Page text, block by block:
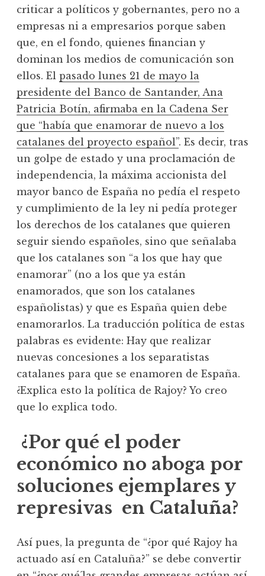
criticar a políticos y gobernantes, pero no a
empresas ni a empresarios porque saben
que, en el fondo, quienes financian y
dominan los medios de comunicación son
ellos. El pasado lunes 21 de mayo la
presidente del Banco de Santander, Ana
Patricia Botín, afirmaba en la Cadena Ser
que “había que enamorar de nuevo a los
catalanes del proyecto español”. Es decir, tras
un golpe de estado y una proclamación de
independencia, la máxima accionista del
mayor banco de España no pedía el respeto
y cumplimiento de la ley ni pedía proteger
los derechos de los catalanes que quieren
seguir siendo españoles, sino que señalaba
que los catalanes son “a los que hay que
enamorar” (no a los que ya están
enamorados, que son los catalanes
españolistas) y que es España quien debe
enamorarlos. La traducción política de estas
palabras es evidente: Hay que realizar
nuevas concesiones a los separatistas
catalanes para que se enamoren de España.
¿Explica esto la política de Rajoy? Yo creo
que lo explica todo.
¿Por qué el poder
económico no aboga por
soluciones ejemplares y
represivas en Cataluña?
Así pues, la pregunta de “¿por qué Rajoy ha
actuado así en Cataluña?” se debe convertir